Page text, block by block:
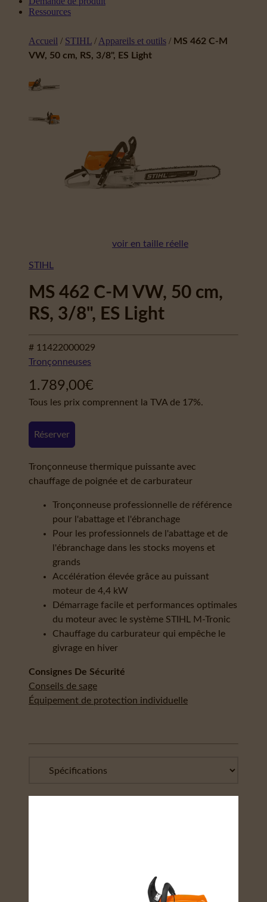
Ressources
Accueil / STIHL / Appareils et outils / MS 462 C-M
VW, 50 cm, RS, 3/8", ES Light
voir en taille réelle
STIHL
MS 462 C-M VW, 50 cm,
RS, 3/8", ES Light
# 11422000029
Tronçonneuses
1.789,00€
Tous les prix comprennent la TVA de 17%.
Réserver
Tronçonneuse thermique puissante avec
chauffage de poignée et de carburateur
Tronçonneuse professionnelle de référence
pour l'abattage et l'ébranchage
Pour les professionnels de l'abattage et de
l'ébranchage dans les stocks moyens et
grands
Accélération élevée grâce au puissant
moteur de 4,4 kW
Démarrage facile et performances optimales
du moteur avec le système STIHL M-Tronic
Chauffage du carburateur qui empêche le
givrage en hiver
Consignes De Sécurité
Conseils de sage
Équipement de protection individuelle